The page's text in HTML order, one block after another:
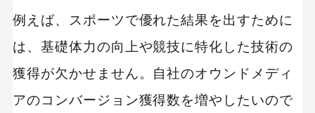
例えば、スポーツで優れた結果を出すために
は、基礎体力の向上や競技に特化した技術の
獲得が欠かせません。自社のオウンドメディ
アのコンバージョン獲得数を増やしたいので